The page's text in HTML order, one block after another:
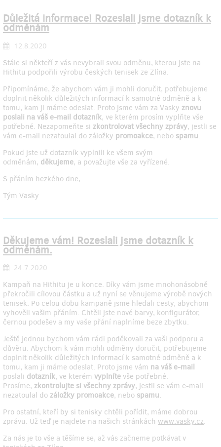
Důležitá informace! Rozeslali jsme dotazník k
odměnám
12.8.2020
Stále si někteří z vás nevybrali svou odměnu, kterou jste na
Hithitu podpořili výrobu českých tenisek ze Zlína.
Připomínáme, že abychom vám ji mohli doručit, potřebujeme
doplnit několik důležitých informací k samotné odměně a k
tomu, kam ji máme odeslat. Proto jsme vám za Vasky znovu
poslali na váš e-mail dotazník, ve kterém prosím vyplňte vše
potřebné. Nezapomeňte si zkontrolovat všechny zprávy, jestli se
vám e-mail nezatoulal do záložky promoakce, nebo spamu.
Pokud jste už dotazník vyplnili ke všem svým
odměnám, děkujeme, a považujte vše za vyřízené.
S přáním hezkého dne,
Tým Vasky
Děkujeme vám! Rozeslali jsme dotazník k
odměnám.
24.7.2020
Kampaň na Hithitu je u konce. Díky vám jsme mnohonásobně
překročili cílovou částku a už nyní se věnujeme výrobě nových
tenisek. Po celou dobu kampaně jsme hledali cesty, abychom
vyhověli vašim přáním. Chtěli jste nové barvy, konfigurátor,
černou podešev a my vaše přání naplníme beze zbytku.
Ještě jednou bychom vám rádi poděkovali za vaši podporu a
důvěru. Abychom k vám mohli odměny doručit, potřebujeme
doplnit několik důležitých informací k samotné odměně a k
tomu, kam ji máme odeslat. Proto jsme vám na váš e-mail
poslali dotazník, ve kterém vyplníte vše potřebné.
Prosíme, zkontrolujte si všechny zprávy, jestli se vám e-mail
nezatoulal do záložky promoakce, nebo spamu.
Pro ostatní, kteří by si tenisky chtěli pořídit, máme dobrou
zprávu. Už teď je najdete na našich stránkách www.vasky.cz.
Za nás je to vše a těšíme se, až vás začneme potkávat v